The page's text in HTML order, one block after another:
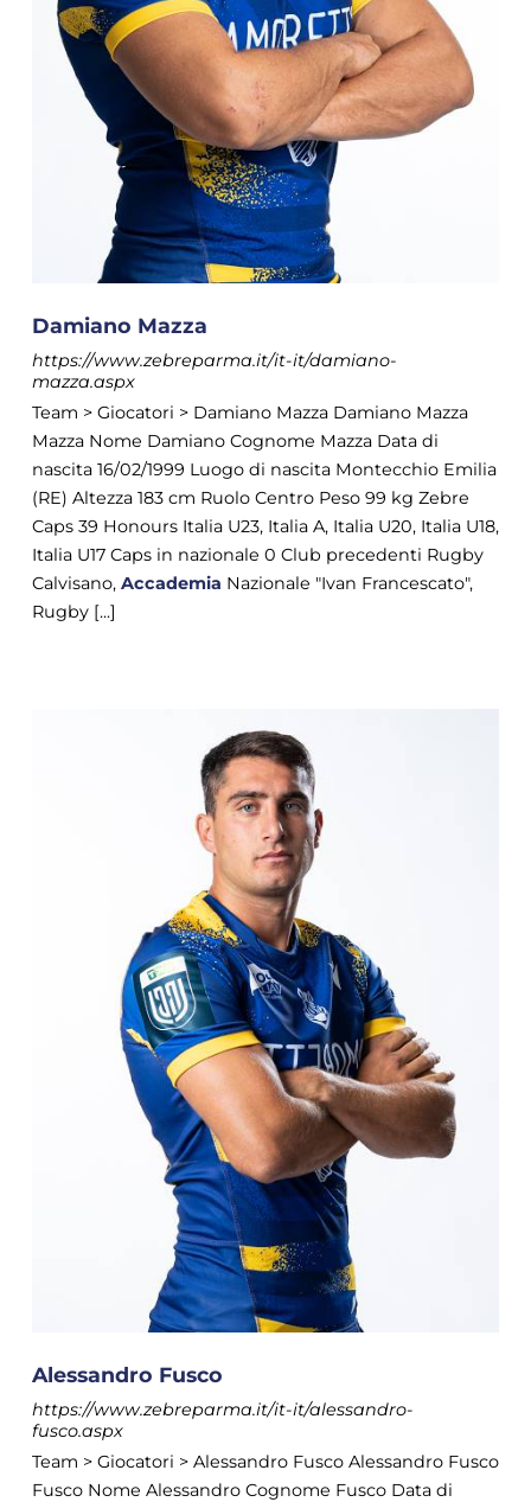
Damiano Mazza
https://www.zebreparma.it/it-it/damiano-
mazza.aspx
Team > Giocatori > Damiano Mazza Damiano Mazza
Mazza Nome Damiano Cognome Mazza Data di
nascita 16/02/1999 Luogo di nascita Montecchio Emilia
(RE) Altezza 183 cm Ruolo Centro Peso 99 kg Zebre
Caps 39 Honours Italia U23, Italia A, Italia U20, Italia U18,
Italia U17 Caps in nazionale 0 Club precedenti Rugby
Calvisano, Accademia Nazionale "Ivan Francescato",
Rugby [...]
Alessandro Fusco
https://www.zebreparma.it/it-it/alessandro-
fusco.aspx
Team > Giocatori > Alessandro Fusco Alessandro Fusco
Fusco Nome Alessandro Cognome Fusco Data di